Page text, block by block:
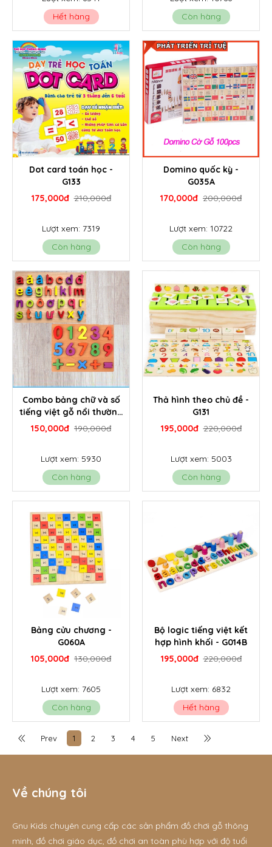
Hết hàng
Còn hàng
Dot card toán học -
G133
175,000đ 210,000đ
Lượt xem: 7319
Còn hàng
Domino quốc kỳ -
G035A
170,000đ 200,000đ
Lượt xem: 10722
Còn hàng
Combo bảng chữ và số
tiếng việt gỗ nổi thường
- GNK5
150,000đ 190,000đ
Lượt xem: 5930
Còn hàng
Thả hình theo chủ đề -
G131
195,000đ 220,000đ
Lượt xem: 5003
Còn hàng
Bảng cửu chương -
G060A
105,000đ 130,000đ
Lượt xem: 7605
Còn hàng
Bộ logic tiếng việt kết
hợp hình khối - G014B
195,000đ 220,000đ
Lượt xem: 6832
Hết hàng
Prev 1 2 3 4 5 Next
Về chúng tôi
Gnu Kids chuyên cung cấp các sản phẩm đồ chơi gỗ thông
minh, đồ chơi giáo dục, đồ chơi an toàn phù hợp với độ tuổi